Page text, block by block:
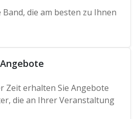
die am besten zu Ihnen
Zeit erhalten Sie Angebote
die an Ihrer Veranstaltung